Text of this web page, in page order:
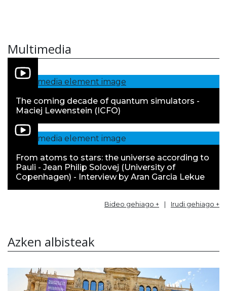
Multimedia
The coming decade of quantum simulators -
Maciej Lewenstein (ICFO)
From atoms to stars: the universe according to
Pauli - Jean Philip Solovej (University of
Copenhagen) - Interview by Aran Garcia Lekue
Bideo gehiago + | Irudi gehiago +
Azken albisteak